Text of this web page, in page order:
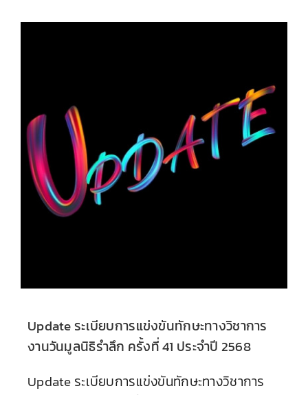
Update ระเบียบการแข่งขันทักษะทางวิชาการ
งานวันมูลนิธิรำลึก ครั้งที่ 41 ประจำปี 2568
Update ระเบียบการแข่งขันทักษะทางวิชาการ